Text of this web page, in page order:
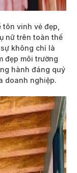
tôn vinh vẻ đẹp,
nữ trên toàn thế
không chỉ là
đẹp môi trường
hành đáng quý
doanh nghiệp.